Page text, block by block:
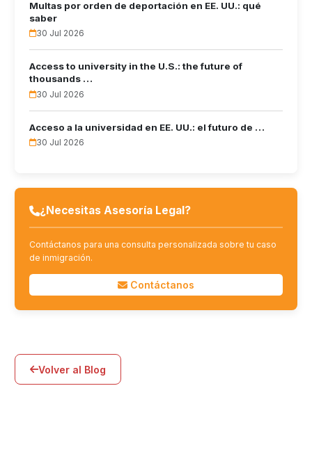
Multas por orden de deportación en EE. UU.: qué
saber
30 Jul 2026
Access to university in the U.S.: the future of
thousands …
30 Jul 2026
Acceso a la universidad en EE. UU.: el futuro de …
30 Jul 2026
¿Necesitas Asesoría Legal?
Contáctanos para una consulta personalizada sobre tu caso
de inmigración.
Contáctanos
Volver al Blog